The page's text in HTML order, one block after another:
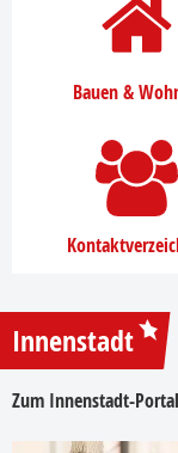
Bauen &
Innenstadt
Zum Innenstadt-Portal